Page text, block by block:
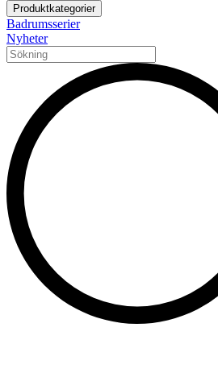
Produktkategorier
Badrumsserier
Nyheter